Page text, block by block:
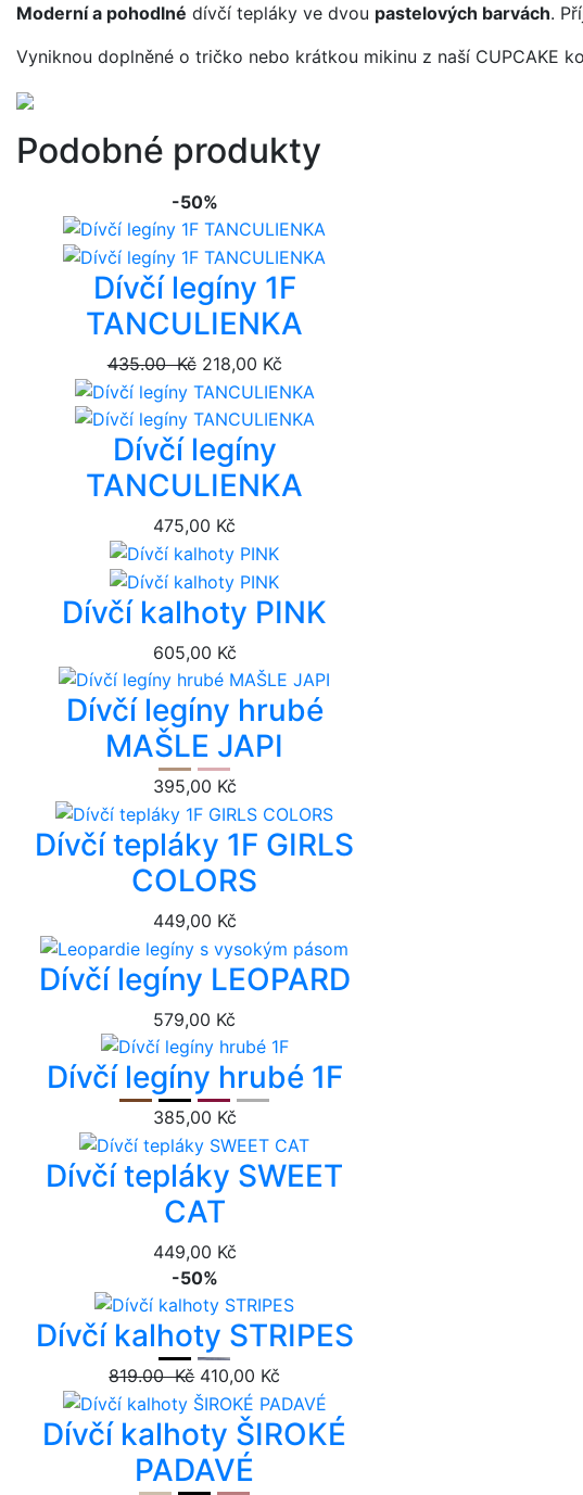
Moderní a pohodlné dívčí tepláky ve dvou pastelových barvách.
Vyniknou doplněné o tričko nebo krátkou mikinu z naší CUPCAKE
Podobné produkty
-50%
Dívčí legíny 1F
TANCULIENKA
435.00 Kč 218,00 Kč
Dívčí legíny
TANCULIENKA
475,00 Kč
Dívčí kalhoty PINK
605,00 Kč
Dívčí legíny hrubé
MAŠLE JAPI
395,00 Kč
Dívčí tepláky 1F GIRLS
COLORS
449,00 Kč
Dívčí legíny LEOPARD
579,00 Kč
Dívčí legíny hrubé 1F
385,00 Kč
Dívčí tepláky SWEET
CAT
449,00 Kč
-50%
Dívčí kalhoty STRIPES
819.00 Kč 410,00 Kč
Dívčí kalhoty ŠIROKÉ
PADAVÉ